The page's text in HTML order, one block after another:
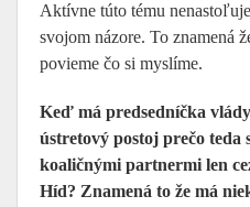
Aktívne túto tému
svojom názore. To znamená
povieme čo si myslíme.
Keď má predsedníčka
ústretový postoj prečo teda
koaličnými partnermi len
Híd? Znamená to že má